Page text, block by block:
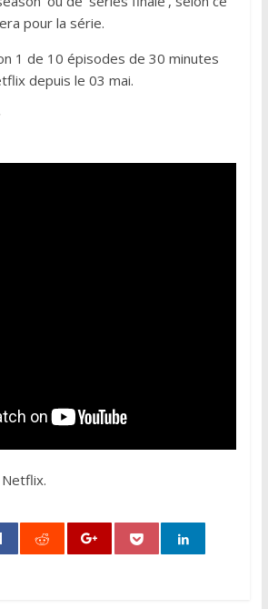
pour la série.
1 de 10 épisodes de 30 minutes
depuis le 03 mai.